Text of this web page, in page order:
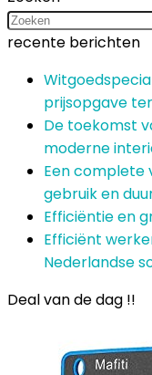
recente berichten
prijsopgave
De toekomst
moderne
Een complete
gebruik en
Efficiëntie en
Efficiënt
Nederlandse
Deal van de dag !!